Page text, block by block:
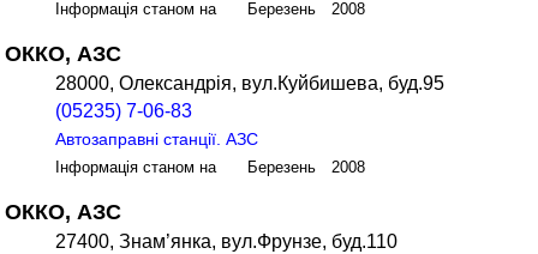
Інформація станом на Березень 2008
ОККО, АЗС
28000, Олександрія, вул.Куйбишева, буд.95
(05235) 7-06-83
Автозаправні станції. АЗС
Інформація станом на Березень 2008
ОККО, АЗС
27400, Знам’янка, вул.Фрунзе, буд.110